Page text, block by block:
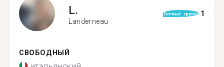
L.
Landerneau
format_quote 1
СВОБОДНЫЙ